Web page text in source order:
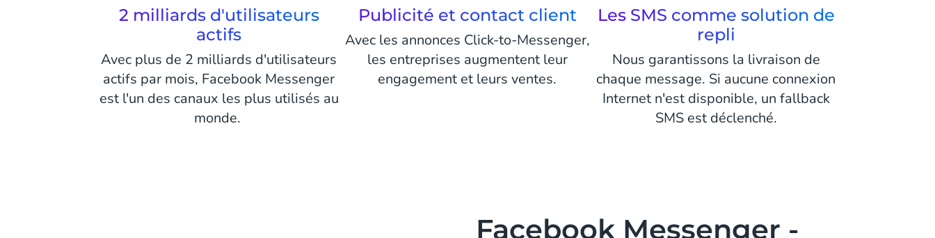
2 milliards d'utilisateurs
actifs
Avec plus de 2 milliards d'utilisateurs
actifs par mois, Facebook Messenger
est l'un des canaux les plus utilisés au
monde.
Publicité et contact client
Avec les annonces Click-to-Messenger,
les entreprises augmentent leur
engagement et leurs ventes.
Les SMS comme solution de
repli
Nous garantissons la livraison de
chaque message. Si aucune connexion
Internet n'est disponible, un fallback
SMS est déclenché.
Facebook Messenger -